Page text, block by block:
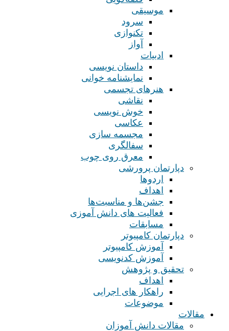
موسیقی
سرود
تکنوازی
آواز
ادبیات
داستان نویسی
نمایشنامه خوانی
هنرهای تجسمی
نقاشی
خوش نویسی
عکاسی
مجسمه سازی
سفالگری
معرق روی چوب
دپارتمان پرورشی
اردوها
اهداف
جشن‌ها و مناسبت‌ها
فعالیت های دانش آموزی
مسابقات
دپارتمان کامپیوتر
آموزش کامپیوتر
آموزش کدنویسی
تحقیق و پژوهش
اهداف
راهکار های اجرایی
موضوعات
مقالات
مقالات دانش آموزان